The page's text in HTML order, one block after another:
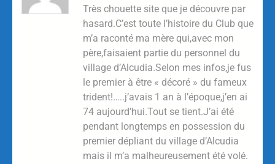
Très chouette site que je découvre par
hasard.C’est toute l’histoire du Club que
m’a raconté ma mère qui,avec mon
père,faisaient partie du personnel du
village d’Alcudia.Selon mes infos,je fus
le premier à être « décoré » du fameux
trident!…..j’avais 1 an à l’époque,j’en ai
74 aujourd’hui.Tout se tient.J’ai été
pendant longtemps en possession du
premier dépliant du village d’Alcudia
mais il m’a malheureusement été volé.